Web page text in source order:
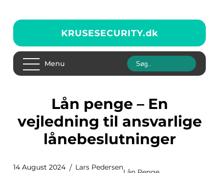
KRUSESECURITY.dk
Menu
Lån penge – En
vejledning til ansvarlige
lånebeslutninger
14 August 2024 Lars Pedersen